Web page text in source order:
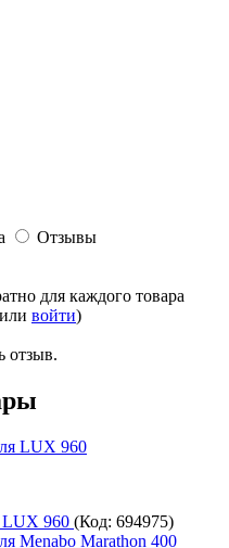
Отзывы
для каждого товара
или войти)
отзыв.
LUX 960 (Код: 694975)